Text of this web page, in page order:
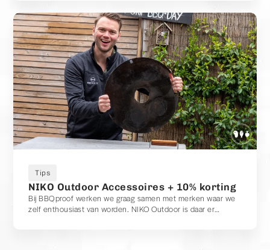
Tips
NIKO Outdoor Accessoires + 10% korting
Bij BBQproof werken we graag samen met merken waar we
zelf enthousiast van worden. NIKO Outdoor is daar er